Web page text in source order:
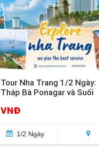
Tour Nha Trang 1/2 Ngày:
Tháp Bà Ponagar và Suối
VNĐ
1/2 Ngày